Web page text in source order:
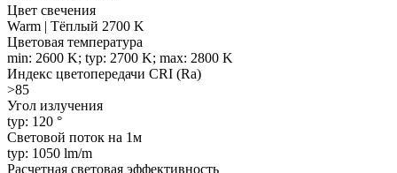
Цвет свечения
Warm | Тёплый 2700 K
Цветовая температура
min: 2600 K; typ: 2700 K; max: 2800 K
Индекс цветопередачи CRI (Ra)
>85
Угол излучения
typ: 120 °
Световой поток на 1м
typ: 1050 lm/m
Расчетная световая эффективность